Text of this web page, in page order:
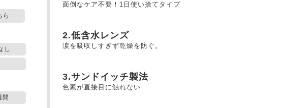
ら
し
間
面倒なケア不要！1日使い捨てタイプ
2.低含水レンズ
涙を吸収しすぎず乾燥を防ぐ。
3.サンドイッチ製法
色素が直接目に触れない